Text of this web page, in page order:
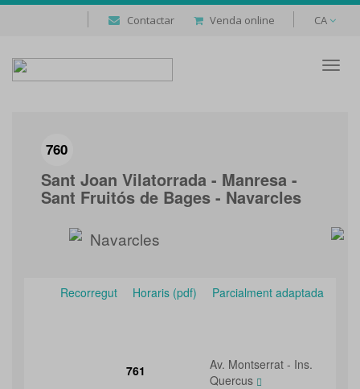
Contactar Venda online CA
760
Sant Joan Vilatorrada - Manresa -
Sant Fruitós de Bages - Navarcles
Navarcles
Parcialment adaptada
Horaris (pdf)
Recorregut
761
Av. Montserrat - Ins.
Quercus